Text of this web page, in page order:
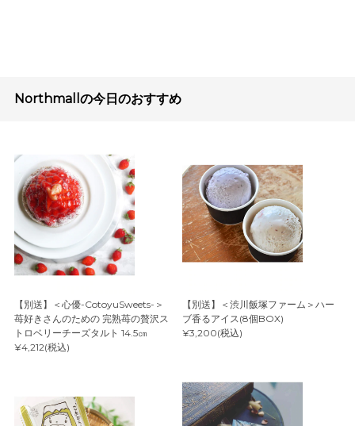
Northmallの今日のおすすめ
【別送】＜心優-CotoyuSweets-＞
苺好きさんのための 完熟苺の贅沢ス
トロベリーチーズタルト 14.5㎝
¥4,212(税込)
【別送】＜渋川飯塚ファーム＞ハー
ブ香るアイス(8個BOX)
¥3,200(税込)